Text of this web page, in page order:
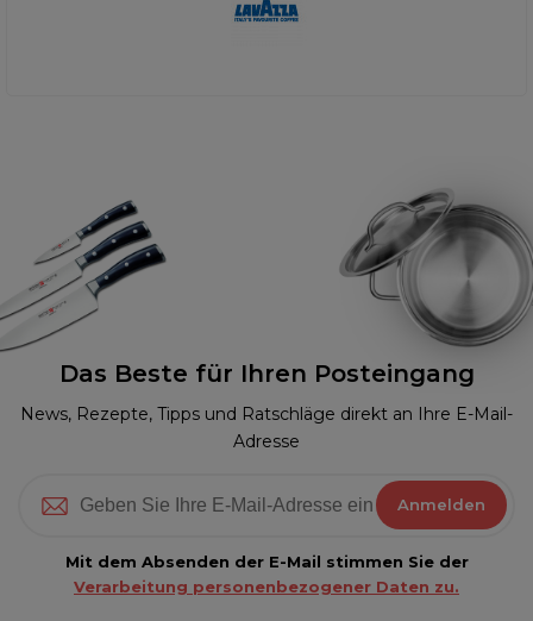
Das Beste für Ihren Posteingang
News, Rezepte, Tipps und Ratschläge direkt an Ihre E-Mail-
Adresse
Anmelden
Mit dem Absenden der E-Mail stimmen Sie der
Verarbeitung personenbezogener Daten zu.